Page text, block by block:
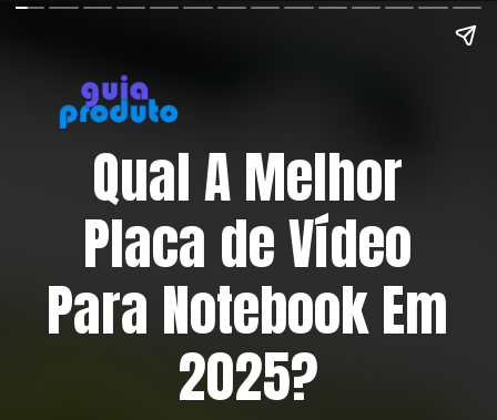
Qual A Melhor
Placa de Vídeo
Para Notebook Em
2025?